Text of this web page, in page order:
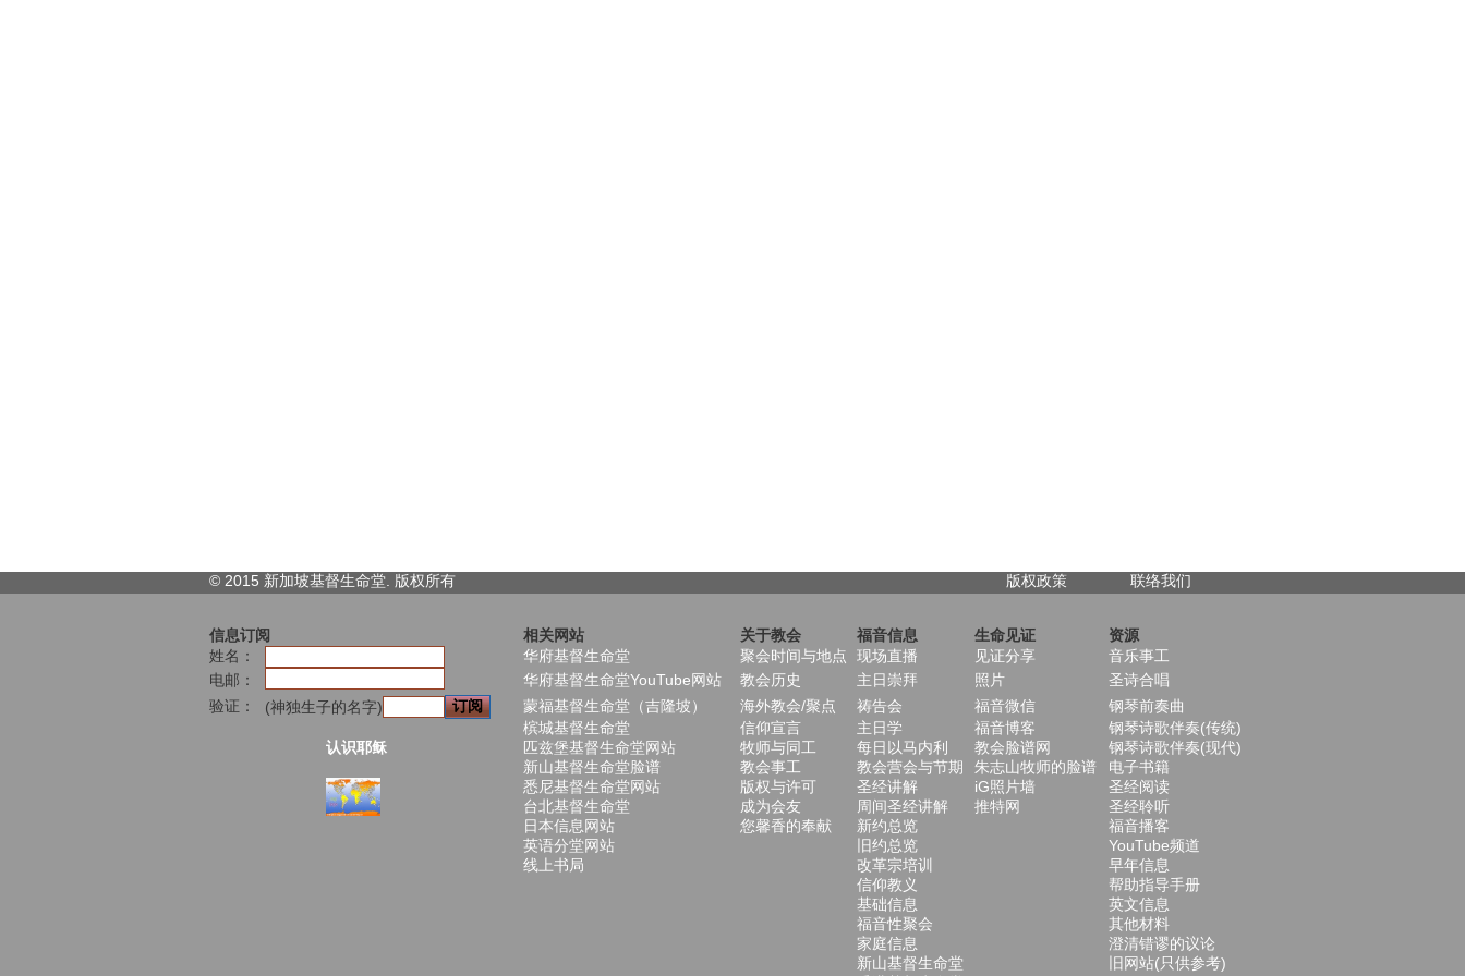
© 2015 新加坡基督生命堂. 版权所有 版权政策 联络我们
信息订阅 相关网站 关于教会 福音信息 生命见证
资源
姓名：
华府基督生命堂 聚会时间与地点 现场直播 见证分享
音乐事工
电邮：
华府基督生命堂YouTube网站 教会历史 主日崇拜 照片
圣诗合唱
验证：
(神独生子的名字) 蒙福基督生命堂（吉隆坡） 海外教会/聚点 祷告会 福音微信
钢琴前奏曲
槟城基督生命堂
信仰宣言 主日学 福音博客
钢琴诗歌伴奏(传统)
认识耶稣
匹兹堡基督生命堂网站 牧师与同工 每日以马内利 教会脸谱网
钢琴诗歌伴奏(现代)
新山基督生命堂脸谱
教会事工 教会营会与节期 朱志山牧师的脸谱
电子书籍
悉尼基督生命堂网站
版权与许可 圣经讲解 iG照片墙
圣经阅读
台北基督生命堂
成为会友 周间圣经讲解 推特网
圣经聆听
日本信息网站
您馨香的奉献 新约总览
福音播客
英语分堂网站
旧约总览
YouTube频道
线上书局
改革宗培训
早年信息
信仰教义
帮助指导手册
基础信息
英文信息
福音性聚会
其他材料
家庭信息
澄清错谬的议论
新山基督生命堂
旧网站(只供参考)